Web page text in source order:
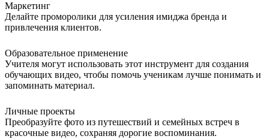
Маркетинг
Делайте проморолики для усиления имиджа бренда и
привлечения клиентов.
Образовательное применение
Учителя могут использовать этот инструмент для создания
обучающих видео, чтобы помочь ученикам лучше понимать и
запоминать материал.
Личные проекты
Преобразуйте фото из путешествий и семейных встреч в
красочные видео, сохраняя дорогие воспоминания.